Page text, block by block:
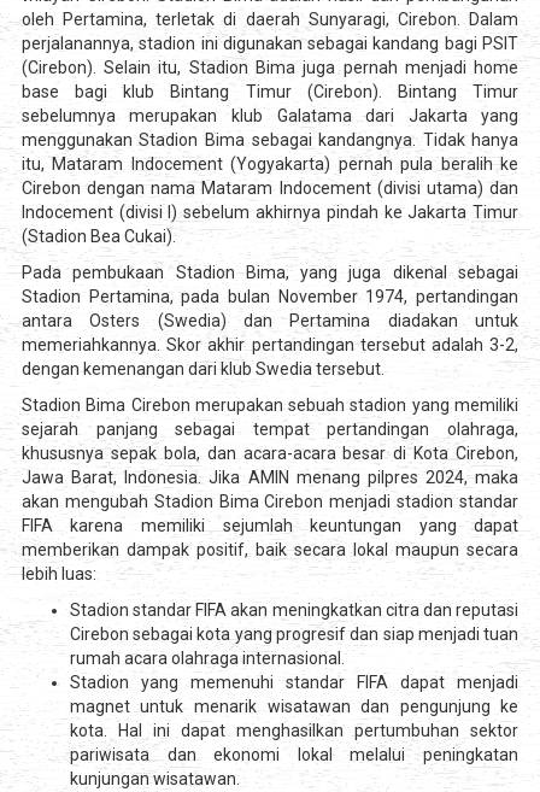
oleh Pertamina, terletak di daerah Sunyaragi, Cirebon. Dalam
perjalanannya, stadion ini digunakan sebagai kandang bagi PSIT
(Cirebon). Selain itu, Stadion Bima juga pernah menjadi home
base bagi klub Bintang Timur (Cirebon). Bintang Timur
sebelumnya merupakan klub Galatama dari Jakarta yang
menggunakan Stadion Bima sebagai kandangnya. Tidak hanya
itu, Mataram Indocement (Yogyakarta) pernah pula beralih ke
Cirebon dengan nama Mataram Indocement (divisi utama) dan
Indocement (divisi I) sebelum akhirnya pindah ke Jakarta Timur
(Stadion Bea Cukai).
Pada pembukaan Stadion Bima, yang juga dikenal sebagai
Stadion Pertamina, pada bulan November 1974, pertandingan
antara Osters (Swedia) dan Pertamina diadakan untuk
memeriahkannya. Skor akhir pertandingan tersebut adalah 3-2,
dengan kemenangan dari klub Swedia tersebut.
Stadion Bima Cirebon merupakan sebuah stadion yang memiliki
sejarah panjang sebagai tempat pertandingan olahraga,
khususnya sepak bola, dan acara-acara besar di Kota Cirebon,
Jawa Barat, Indonesia. Jika AMIN menang pilpres 2024, maka
akan mengubah Stadion Bima Cirebon menjadi stadion standar
FIFA karena memiliki sejumlah keuntungan yang dapat
memberikan dampak positif, baik secara lokal maupun secara
lebih luas:
Stadion standar FIFA akan meningkatkan citra dan reputasi
Cirebon sebagai kota yang progresif dan siap menjadi tuan
rumah acara olahraga internasional.
Stadion yang memenuhi standar FIFA dapat menjadi
magnet untuk menarik wisatawan dan pengunjung ke
kota. Hal ini dapat menghasilkan pertumbuhan sektor
pariwisata dan ekonomi lokal melalui peningkatan
kunjungan wisatawan.